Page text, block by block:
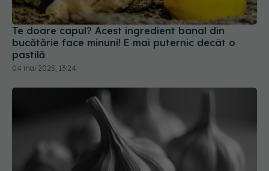
Te doare capul? Acest ingredient banal din
bucătărie face minuni! E mai puternic decât o
pastilă
04 mai 2025, 13:24